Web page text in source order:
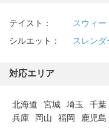
テイスト：
スウィ
シルエット：
スレン
対応エリア
北海道 宮城 埼玉 千葉
兵庫
岡山 福岡 鹿児島